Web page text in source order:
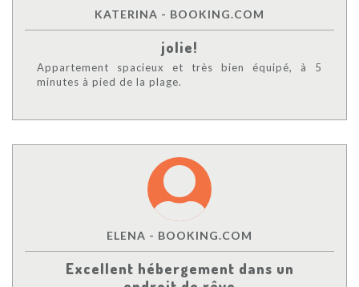
KATERINA - BOOKING.COM
jolie!
Appartement spacieux et très bien équipé, à 5
minutes à pied de la plage.
ELENA - BOOKING.COM
Excellent hébergement dans un